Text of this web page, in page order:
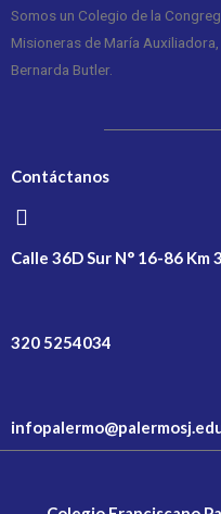
Somos un Colegio de la
Misioneras de María
Bernarda Butler.
Contáctanos
Calle 36D Sur N° 16-86 Km
320 5254034